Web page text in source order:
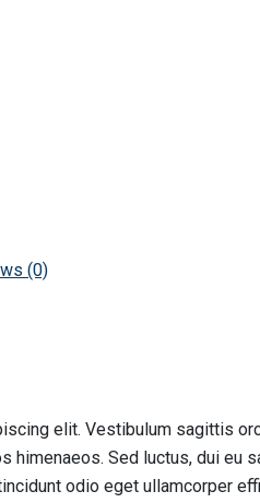
(0)
elit. Vestibulum sagittis
himenaeos. Sed luctus, dui
odio eget ullamcorper